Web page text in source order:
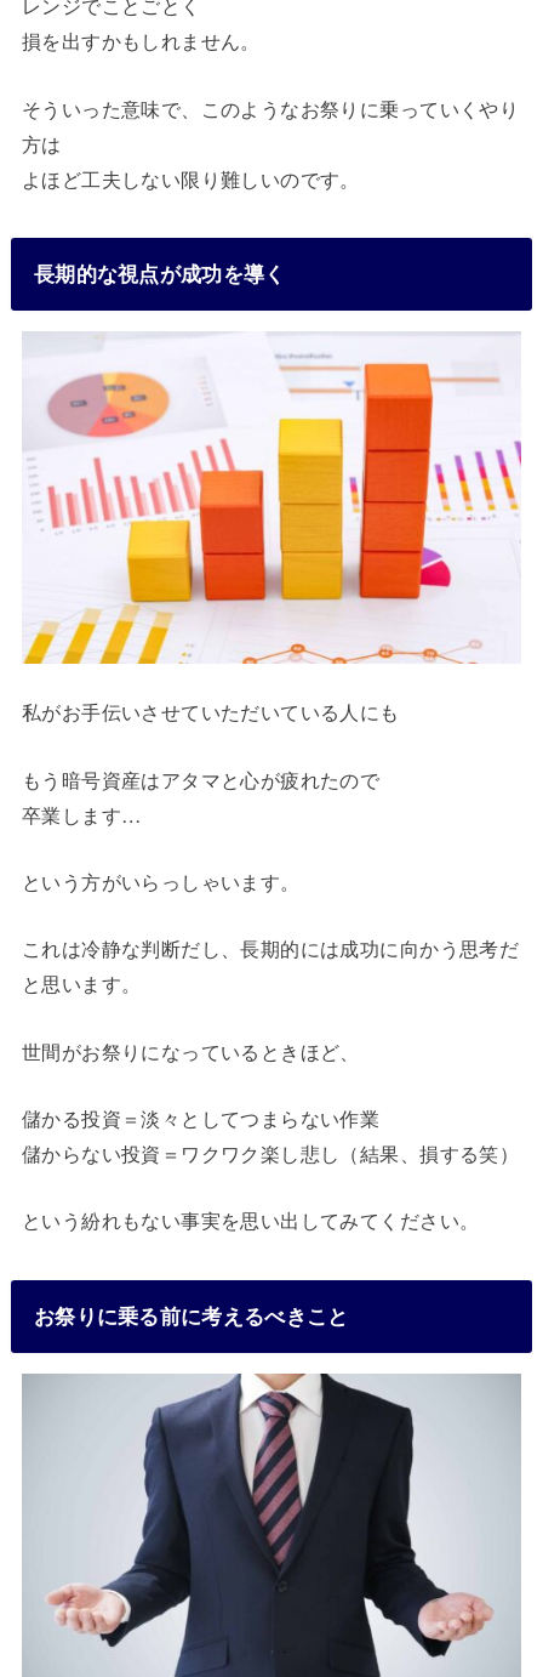
損を出すかもしれません。
そういった意味で、このようなお祭りに乗っていくやり
方は
よほど工夫しない限り難しいのです。
長期的な視点が成功を導く
私がお手伝いさせていただいている人にも
もう暗号資産はアタマと心が疲れたので
卒業します…
という方がいらっしゃいます。
これは冷静な判断だし、長期的には成功に向かう思考だ
と思います。
世間がお祭りになっているときほど、
儲かる投資＝淡々としてつまらない作業
儲からない投資＝ワクワク楽し悲し（結果、損する笑）
という紛れもない事実を思い出してみてください。
お祭りに乗る前に考えるべきこと